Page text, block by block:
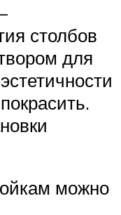
столбов
для
можно